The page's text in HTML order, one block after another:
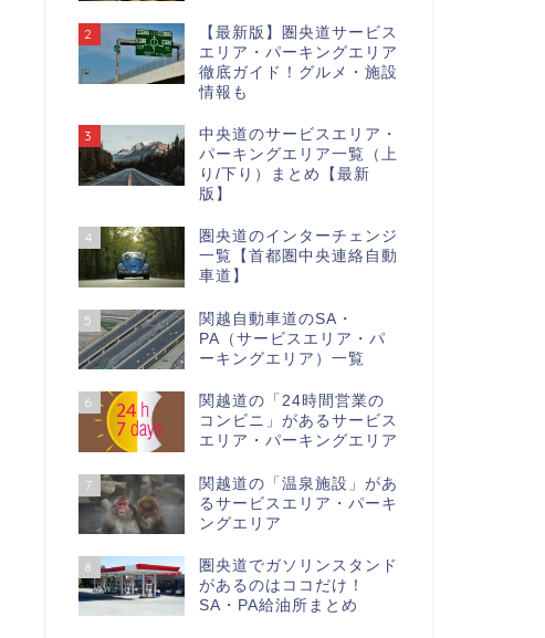
2
【最新版】圏央道サービス
エリア・パーキングエリア
徹底ガイド！グルメ・施設
情報も
3
中央道のサービスエリア・
パーキングエリア一覧（上
り/下り）まとめ【最新
版】
4
圏央道のインターチェンジ
一覧【首都圏中央連絡自動
車道】
5
関越自動車道のSA・
PA（サービスエリア・パ
ーキングエリア）一覧
6
関越道の「24時間営業の
コンビニ」があるサービス
エリア・パーキングエリア
7
関越道の「温泉施設」があ
るサービスエリア・パーキ
ングエリア
8
圏央道でガソリンスタンド
があるのはココだけ！
SA・PA給油所まとめ